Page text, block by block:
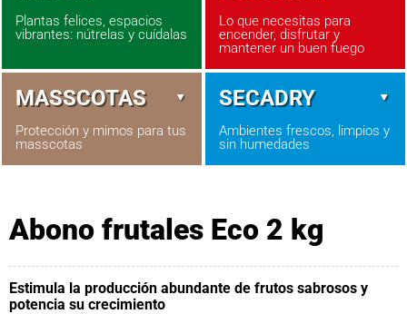
Plantas felices, espacios
vibrantes: nútrelas y cuídalas
Lo que necesitas para
encender, disfrutar y
mantener un buen fuego
MASSCOTAS
Protección y mimos para tus
masscotas
SECADRY
Ambientes frescos, limpios y
sin humedades
Abono frutales Eco 2 kg
Estimula la producción abundante de frutos sabrosos y
potencia su crecimiento